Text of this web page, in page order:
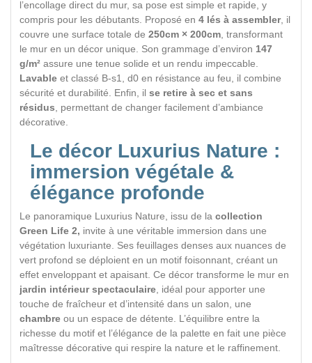
l’encollage direct du mur, sa pose est simple et rapide, y
compris pour les débutants. Proposé en 4 lés à assembler, il
couvre une surface totale de 250cm × 200cm, transformant
le mur en un décor unique. Son grammage d’environ 147
g/m² assure une tenue solide et un rendu impeccable.
Lavable et classé B-s1, d0 en résistance au feu, il combine
sécurité et durabilité. Enfin, il se retire à sec et sans
résidus, permettant de changer facilement d’ambiance
décorative.
Le décor Luxurius Nature :
immersion végétale &
élégance profonde
Le panoramique Luxurius Nature, issu de la collection
Green Life 2, invite à une véritable immersion dans une
végétation luxuriante. Ses feuillages denses aux nuances de
vert profond se déploient en un motif foisonnant, créant un
effet enveloppant et apaisant. Ce décor transforme le mur en
jardin intérieur spectaculaire, idéal pour apporter une
touche de fraîcheur et d’intensité dans un salon, une
chambre ou un espace de détente. L’équilibre entre la
richesse du motif et l’élégance de la palette en fait une pièce
maîtresse décorative qui respire la nature et le raffinement.